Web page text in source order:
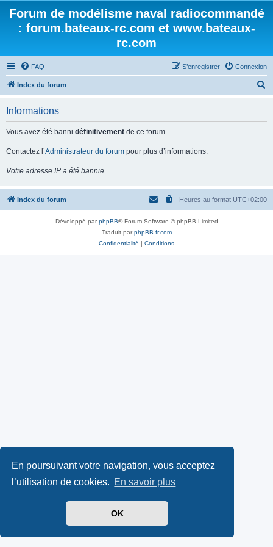
En poursuivant votre navigation, vous acceptez
l’utilisation de cookies. En savoir plus
OK
Forum de modélisme naval radiocommandé
: forum.bateaux-rc.com et www.bateaux-
rc.com
FAQ Connexion
S’enregistrer
Index du forum
e
Informations
Vous avez été banni définitivement de ce forum.
Contactez l’Administrateur du forum pour plus d’informations.
Votre adresse IP a été bannie.
Index du forum Heures au format UTC+02:00
Développé parphpBB® Forum Software © phpBB Limited
Traduit parphpBB-fr.com
Confidentialité | Conditions